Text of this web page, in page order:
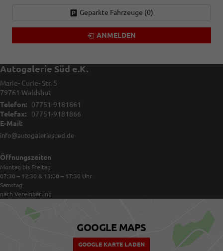
Geparkte Fahrzeuge (0)
ANMELDEN
Autogalerie Süd e.K.
Marie- Curie- Str. 5
79761 Waldshut
Telefon:
07751-9181861
Telefax:
07751-9181866
E-Mail:
info@autogaleriesued.de
Öffnungszeiten
Montag bis Freitag
07:30 – 12:30 & 13:00 – 17:30 Uhr
Samstag
nach Vereinbarung
GOOGLE MAPS
GOOGLE KARTE LADEN